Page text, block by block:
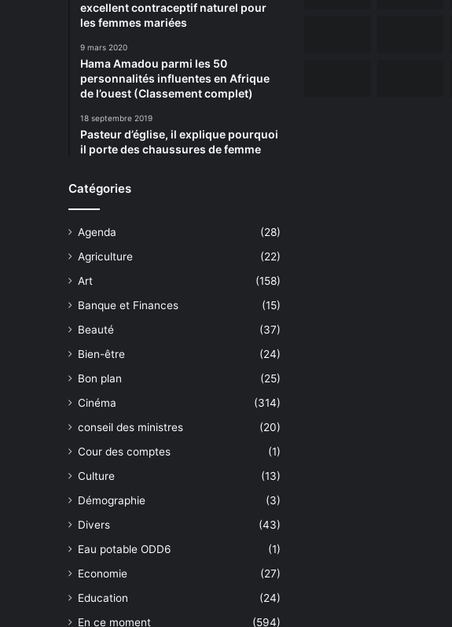
excellent contraceptif naturel pour
les femmes mariées
9 mars 2020
Hama Amadou parmi les 50
personnalités influentes en Afrique
de l’ouest (Classement complet)
18 septembre 2019
Pasteur d’église, il explique pourquoi
il porte des chaussures de femme
Catégories
Agenda
(28)
Agriculture
(22)
Art
(158)
Banque et Finances
(15)
Beauté
(37)
Bien-être
(24)
Bon plan
(25)
Cinéma
(314)
conseil des ministres
(20)
Cour des comptes
(1)
Culture
(13)
Démographie
(3)
Divers
(43)
Eau potable ODD6
(1)
Economie
(27)
Education
(24)
En ce moment
(594)